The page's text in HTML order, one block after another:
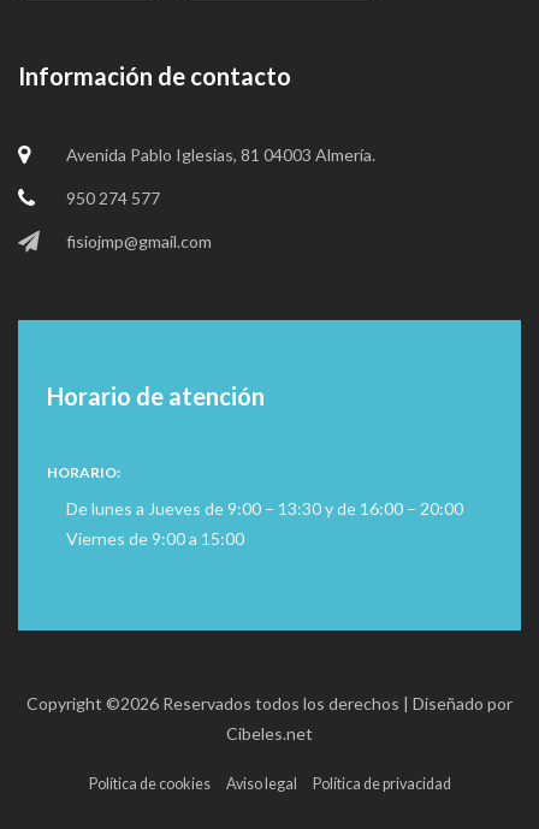
Información de contacto
Avenida Pablo Iglesias, 81 04003 Almería.
950 274 577
fisiojmp@gmail.com
Horario de atención
HORARIO:
De lunes a Jueves de 9:00 – 13:30 y de 16:00 – 20:00
Viernes de 9:00 a 15:00
Copyright ©2026 Reservados todos los derechos | Diseñado por
Cibeles.net
Política de cookies Aviso legal Política de privacidad